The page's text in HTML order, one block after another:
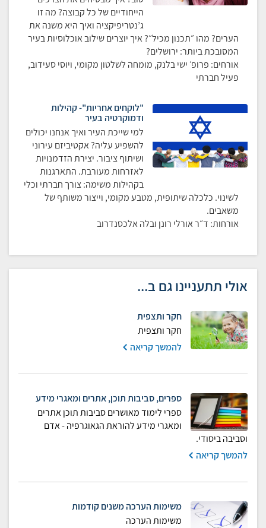
הייחודיים של כל קבוצה? מה זו
ג’נטריפיקציה ואיך היא משנה את
הערים? מהו ״תכנון מכיל״? איך יוצרים שילוב אוכלוסיות בעיר
המסובכת ביותר: ירושלים?
אורחים: פרופ׳ ישי בלנק, מומחה לשלטון מקומי, ויוסי סעידוב,
פעיל חברתי
"לוקחים אחריות"- קהילות
ודמוקרטיה בעיר
למי שייכת העיר ואיך אנחנו יכולים
להשפיע עליה? אקטיביזם עירוני
ושיתוף ציבור. יצירת הזדמנויות
לאזרחות מעורבת. התארגנות
בקהילות משימה: צורך חברתי וכלי
לשינוי. כלכלה שיתופית, מטבע מקומי, וייצור משותף של
משאבים.
אורחות: ד״ר אורלי רונן ובלה אלכסנדרוב
אולי תתעניינו גם ב...
חקר ותצפית
חקר ותצפית
להמשך קריאה
ספרים, סביבות תוכן, אתרים ומאגרי מידע
ספרי לימוד מאושרים סביבות תוכן אתרים
ומאגרי מידע להוראת הגאוגרפיה - אדם
וסביבה ביסודי.
להמשך קריאה
משימות הערכה משנים קודמות
משימות הערכה